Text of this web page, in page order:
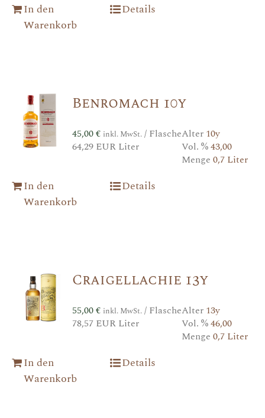
In den
Warenkorb
Details
Benromach 10y
45,00€ inkl. MwSt./ Flasche
64,29 EUR Liter
Alter 10y
Vol. %43,00
Menge 0,7 Liter
In den
Warenkorb
Details
Craigellachie 13y
55,00€ inkl. MwSt./ Flasche
78,57 EUR Liter
Alter 13y
Vol. %46,00
Menge 0,7 Liter
In den
Warenkorb
Details